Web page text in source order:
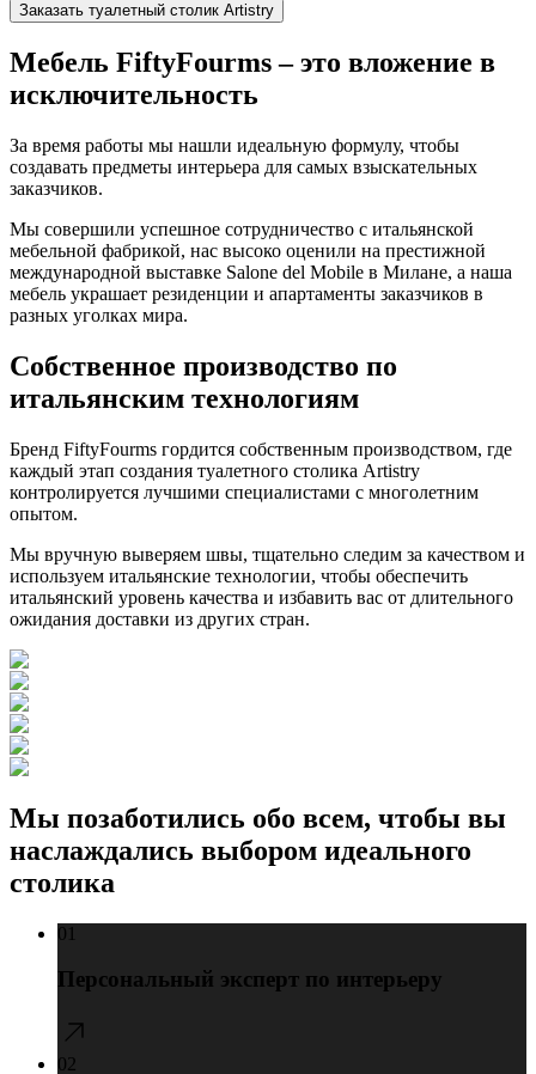
Заказать туалетный столик Artistry
Мебель FiftyFourms – это вложение в
исключительность
За время работы мы нашли идеальную формулу, чтобы
создавать предметы интерьера для самых взыскательных
заказчиков.
Мы совершили успешное сотрудничество с итальянской
мебельной фабрикой, нас высоко оценили на престижной
международной выставке Salone del Mobile в Милане, а наша
мебель украшает резиденции и апартаменты заказчиков в
разных уголках мира.
Собственное производство по
итальянским технологиям
Бренд FiftyFourms гордится собственным производством, где
каждый этап создания туалетного столика Artistry
контролируется лучшими специалистами с многолетним
опытом.
Мы вручную выверяем швы, тщательно следим за качеством и
используем итальянские технологии, чтобы обеспечить
итальянский уровень качества и избавить вас от длительного
ожидания доставки из других стран.
Мы позаботились обо всем, чтобы вы
наслаждались выбором идеального
столика
01
Персональный эксперт по интерьеру
02